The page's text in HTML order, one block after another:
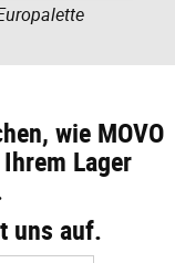
wie MOVO
Lager
uns auf.